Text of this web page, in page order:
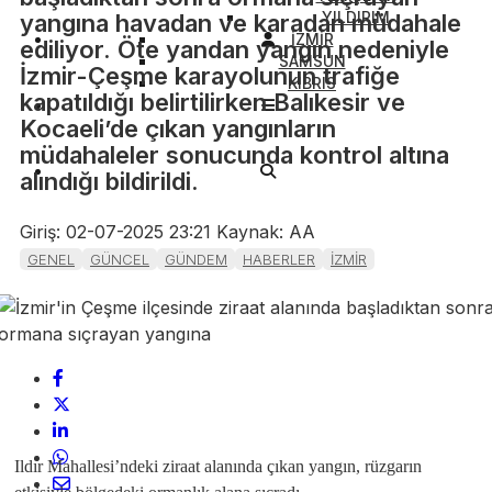
YILDIRIM
İZMİR
SAMSUN
KIBRIS
yangına havadan ve karadan müdahale
ediliyor. Öte yandan yangın nedeniyle
İzmir-Çeşme karayolunun trafiğe
kapatıldığı belirtilirken Balıkesir ve
Kocaeli’de çıkan yangınların
müdahaleler sonucunda kontrol altına
alındığı bildirildi.
Giriş: 02-07-2025 23:21 Kaynak: AA
GENEL GÜNCEL GÜNDEM HABERLER İZMİR
Ildır Mahallesi’ndeki ziraat alanında çıkan yangın, rüzgarın